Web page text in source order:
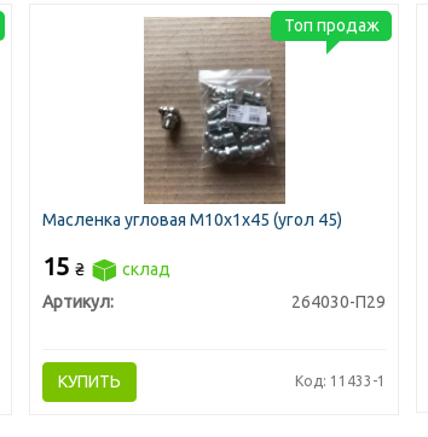
Масленка угловая М10х1х45 (угол 45)
15₴
склад
Артикул:
264030-П29
КУПИТЬ Код: 11433-1
Топ продаж